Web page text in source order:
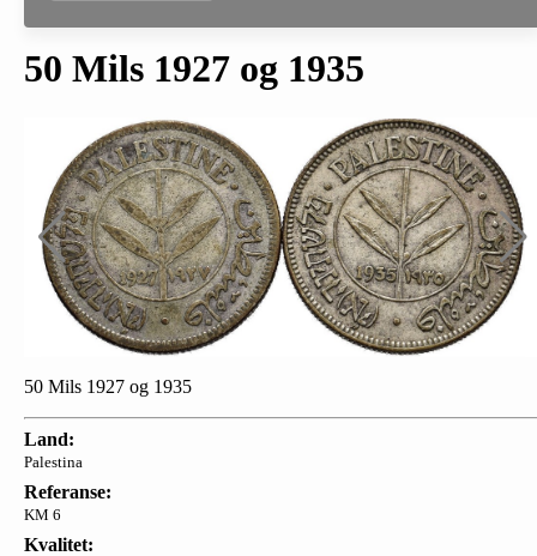
50 Mils 1927 og 1935
50 Mils 1927 og 1935
Land:
Palestina
Referanse:
KM 6
Kvalitet: